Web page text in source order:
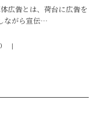
広告とは、荷台に広告を
ながら宣伝…